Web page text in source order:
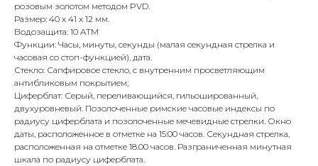
розовым золотом методом PVD.
Размер: 40 х 41 х 12 мм.
Водозащита: 10 ATM
Функции: Часы, минуты, секунды (малая секундная стрелка и
часовая со стоп-функцией), дата.
Стекло: Сапфировое стекло, с внутренним просветляющим
антибликовым покрытием;
Циферблат: Серый, переливающийся, гильошированный,
двухуровневый. Позолоченные римские часовые индексы по
радиусу циферблата и позолоченные мечевидные стрелки. Окно
даты, расположенное в отметке на 15:00 часов. Секундная стрелка,
расположенная на отметке 18.00 часов. Разграниченная минутная
шкала по радиусу циферблата.